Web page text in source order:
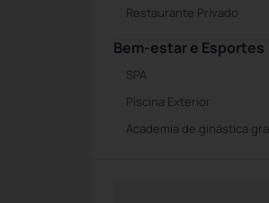
Restaurante Privado
Bem-estar e Esportes
SPA
Piscina Exterior
Academia de ginástica